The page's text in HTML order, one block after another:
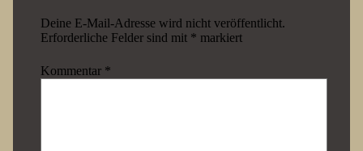
Deine E-Mail-Adresse wird nicht veröffentlicht.
Erforderliche Felder sind mit * markiert
Kommentar *